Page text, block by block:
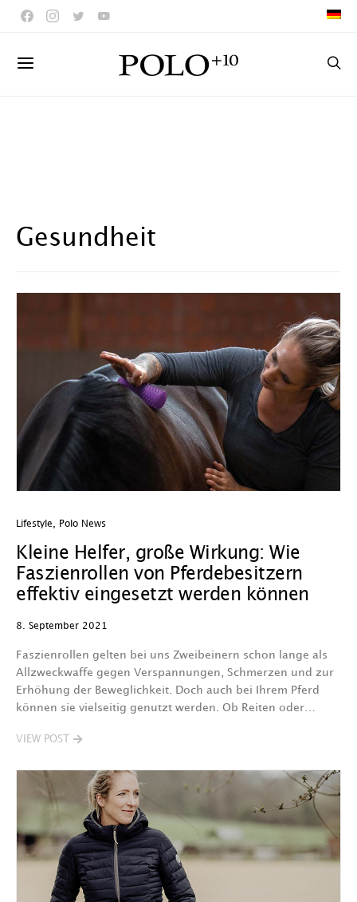
Gesundheit
Lifestyle Polo News
Kleine Helfer, große Wirkung: Wie
Faszienrollen von Pferdebesitzern
effektiv eingesetzt werden können
8. September 2021
Faszienrollen gelten bei uns Zweibeinern schon lange als
Allzweckwaffe gegen Verspannungen, Schmerzen und zur
Erhöhung der Beweglichkeit. Doch auch bei Ihrem Pferd
können sie vielseitig genutzt werden. Ob Reiten oder…
VIEW POST